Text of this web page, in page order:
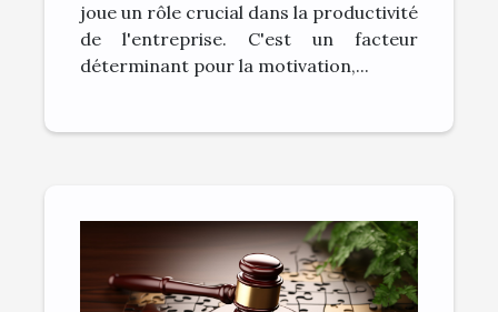
joue un rôle crucial dans la productivité
de l'entreprise. C'est un facteur
déterminant pour la motivation,...